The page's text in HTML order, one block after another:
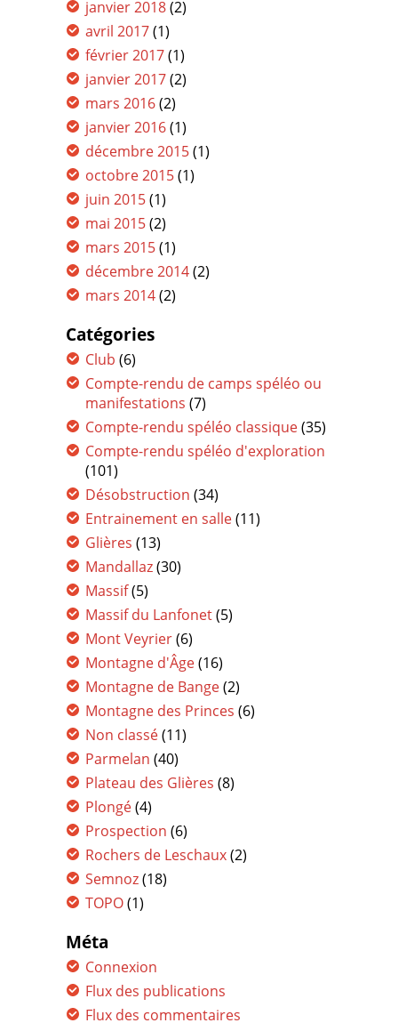
janvier 2018(2)
avril 2017(1)
février 2017(1)
janvier 2017(2)
mars 2016(2)
janvier 2016(1)
décembre 2015(1)
octobre 2015(1)
juin 2015(1)
mai 2015(2)
mars 2015(1)
décembre 2014(2)
mars 2014(2)
Catégories
Club (6)
Compte-rendu de camps spéléo ou
manifestations (7)
Compte-rendu spéléo classique(35)
Compte-rendu spéléo d'exploration
(101)
Désobstruction (34)
Entrainement en salle(11)
Glières (13)
Mandallaz(30)
Massif(5)
Massif du Lanfonet(5)
Mont Veyrier(6)
Montagne d'Âge(16)
Montagne de Bange(2)
Montagne des Princes (6)
Non classé(11)
Parmelan (40)
Plateau des Glières (8)
Plongé(4)
Prospection (6)
Rochers de Leschaux(2)
Semnoz(18)
TOPO(1)
Méta
Connexion
Flux des publications
Flux des commentaires